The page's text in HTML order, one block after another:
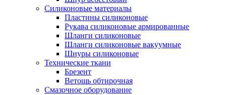
Силиконовые материалы
Пластины силиконовые
Рукава силиконовые армированные
Шланги силиконовые
Шланги силиконовые вакуумные
Шнуры силиконовые
Технические ткани
Брезент
Ветошь обтирочная
Смазочное оборудование